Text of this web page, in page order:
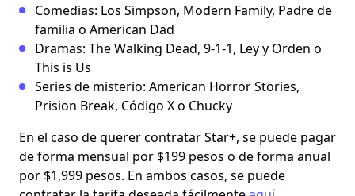
Comedias: Los Simpson, Modern Family, Padre de
familia o American Dad
Dramas: The Walking Dead, 9-1-1, Ley y Orden o
This is Us
Series de misterio: American Horror Stories,
Prision Break, Código X o Chucky
En el caso de querer contratar Star+, se puede pagar
de forma mensual por $199 pesos o de forma anual
por $1,999 pesos. En ambos casos, se puede